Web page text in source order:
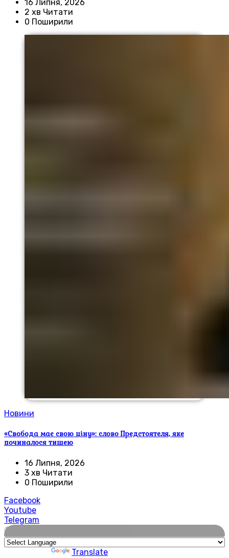
16 Липня, 2026
2 хв Читати
0 Поширили
Новини
«Свобода має свою ціну»: слово Предстоятеля, яке
починалося тишею
16 Липня, 2026
3 хв Читати
0 Поширили
Facebook
Youtube
Telegram
🌍
Translate